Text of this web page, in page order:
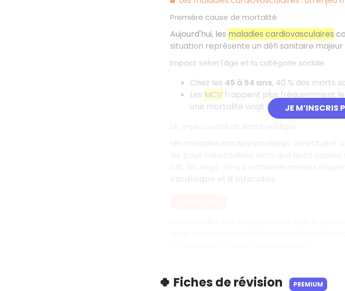
JE M’INSCRIS
Première cause de mortalité
Aujourd'hui, les maladies cardiovasculaires
situation représente un défi sanitaire
Impact selon l'âge et la catégorie sociale
Chez les 45 à 54 ans, 40 % des morts
Les MCV frappent plus fréquemment
une mortalité vingt fois supérieure à
🍀 Fiches de révision PREMIUM